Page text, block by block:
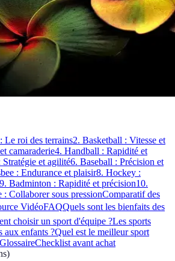
Le roi des terrains2. Basketball : Vitesse et
camaraderie4. Handball : Rapidité et
et agilité6. Baseball : Précision et
: Endurance et plaisir8. Hockey :
9. Badminton : Rapidité et précision10.
: Collaborer sous pressionComparatif des
VidéoFAQQuels sont les bienfaits des
choisir un sport d'équipe ?Les sports
aux enfants ?Quel est le meilleur sport
GlossaireChecklist avant achat
)